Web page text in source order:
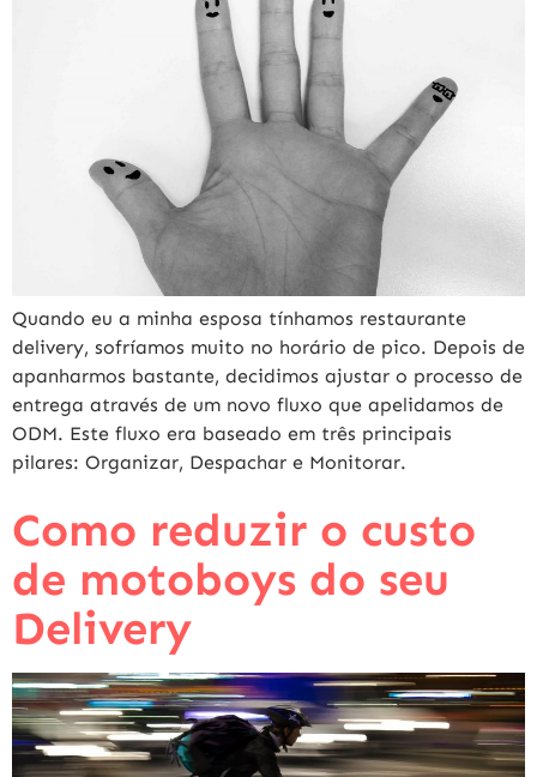
Quando eu a minha esposa tínhamos restaurante
delivery, sofríamos muito no horário de pico. Depois de
apanharmos bastante, decidimos ajustar o processo de
entrega através de um novo fluxo que apelidamos de
ODM. Este fluxo era baseado em três principais
pilares: Organizar, Despachar e Monitorar.
Como reduzir o custo
de motoboys do seu
Delivery